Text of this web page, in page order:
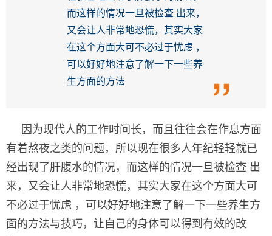
而这样的情况一旦被检查 出来，
又会让人非常地恐慌，其实大家
在这个方面大可不必过于忧虑 ，
可以好好地注意了解一下一些养
生方面的方法
因为现代人的工作时间长，而且往往会在作息方面
有着熬夜之类的问题，所以现在很多人年纪轻轻就已
经出现了肝腹水的情况，而这样的情况一旦被检查 出
来，又会让人非常地恐慌，其实大家在这个方面大可
不必过于忧虑 ，可以好好地注意了解一下一些养生方
面的方法与技巧，让自己的身体可以得到有效的改